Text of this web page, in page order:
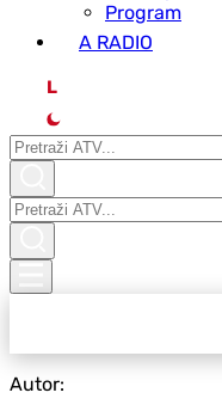
Program
A RADIO
L
Autor: